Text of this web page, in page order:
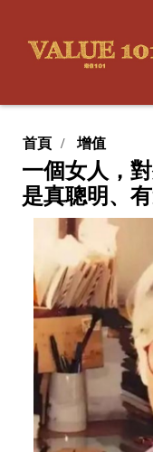
首頁 增值
一個女人，
是真聰明、